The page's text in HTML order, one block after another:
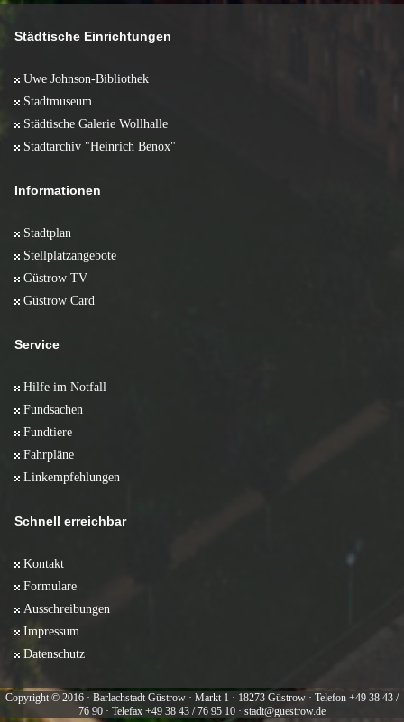
Städtische Einrichtungen
Uwe Johnson-Bibliothek
Stadtmuseum
Städtische Galerie Wollhalle
Stadtarchiv "Heinrich Benox"
Informationen
Stadtplan
Stellplatzangebote
Güstrow TV
Güstrow Card
Service
Hilfe im Notfall
Fundsachen
Fundtiere
Fahrpläne
Linkempfehlungen
Schnell erreichbar
Kontakt
Formulare
Ausschreibungen
Impressum
Datenschutz
Copyright © 2016 · Barlachstadt Güstrow · Markt 1 · 18273 Güstrow · Telefon +49 38 43 /
76 90 · Telefax +49 38 43 / 76 95 10 · stadt@guestrow.de